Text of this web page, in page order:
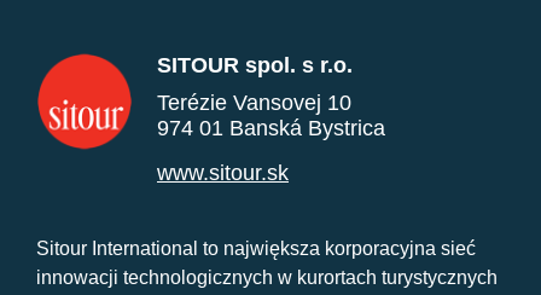
SITOUR spol. s r.o.
Terézie Vansovej 10
974 01 Banská Bystrica
www.sitour.sk
Sitour International to największa korporacyjna sieć
innowacji technologicznych w kurortach turystycznych